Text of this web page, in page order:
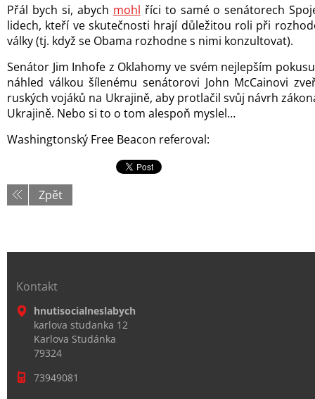
Přál bych si, abych mohl říci to samé o senátorech
lidech, kteří ve skutečnosti hrají důležitou roli při
války (tj. když se Obama rozhodne s nimi konzultovat).
Senátor Jim Inhofe z Oklahomy ve svém nejlepším
náhled válkou šílenému senátorovi John McCainovi
ruských vojáků na Ukrajině, aby protlačil svůj návrh
Ukrajině. Nebo si to o tom alespoň myslel…
Washingtonský Free Beacon referoval:
Zpět
Kontakt
hnutisocialneslabych
karlova studanka 12
Karlova Studánka
79324
73949081